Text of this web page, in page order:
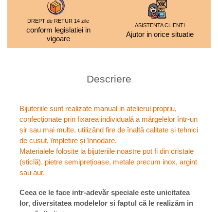
DREPT de RETUR 14 zile
conform legislatiei in
vigoare
ASISTENTA CLIENTI
Ajutor in orice situatie
Descriere
Bijuteriile sunt realizate manual in atelierul propriu,
confecționate prin fixarea individuală a mărgelelor într-un
șir sau mai multe, utilizând fire de înaltă calitate și tehnici
de cusut, împletire și înnodare.
Materialele folosite la bijuteriile noastre pot fi din cristale
(sticlă), pietre semiprețioase, metale precum inox, argint
sau aur.
Ceea ce le face intr-adevăr speciale este unicitatea
lor, diversitatea modelelor si faptul că le realizăm in